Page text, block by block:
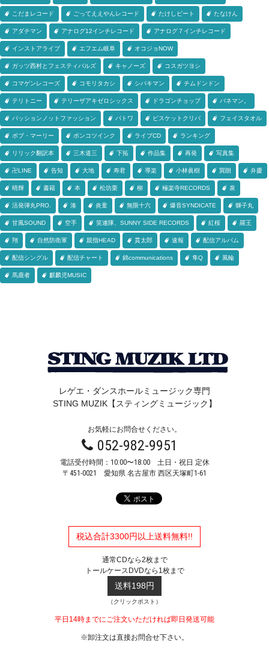
こだまレコード ごってええやんレコード たけしビート たなけん
アダチマン アナログ12インチレコード アナログ７インチレコード
インストアライブ エフエム岐阜 オコジョNOW
ガッツ西村とフェスティバルズ キャノーズ コスガツヨシ
コマゲンレコーズ コモリタカシ シバキマン チムドンドン
テリトニー テリーザアキゼロシックス ドラゴンチョップ バネマン。
パッションノットファッション パトワ ビスケットクリバ フェイスタオル
ボブ・マーリー ポンコツインク ライブCD ランキング
リリック翻訳本 三木道三 下拓 作品集 再発 写真集
卍LINE 告知 大地 寿君 導楽 小林眞樹 巽朗 弁慶
晴輝 書籍 本 松坊栗 柳 極楽寺RECORDS 泉
活発弾丸PRO. 湊 炎童 無限十六 爆音SYNDICATE 獅子丸
甘風SOUND 空手 笑連隊、SUNNY SIDE RECORDS 紅桜 羅王
翔 自然防衛軍 親指HEAD 貫太郎 速報 配信アルバム
配信シングル 配信チャート 錦communications 隼Q 風輪
馬鹿者 麒麟児MUSIC
レゲエ・ダンスホールミュージック専門
STING MUZIK【スティングミュージック】
お気軽にお問合せください。
052-982-9951
電話受付時間：10:00〜18:00 土日・祝日 定休
〒451-0021 愛知県 名古屋市 西区天塚町1-61
税込合計3300円以上送料無料!!
通常CDなら2枚まで
トールケースDVDなら1枚まで
送料198円
（クリックポスト）
平日14時までにご注文いただければ即日発送可能
※卸注文は直接お問合せ下さい。